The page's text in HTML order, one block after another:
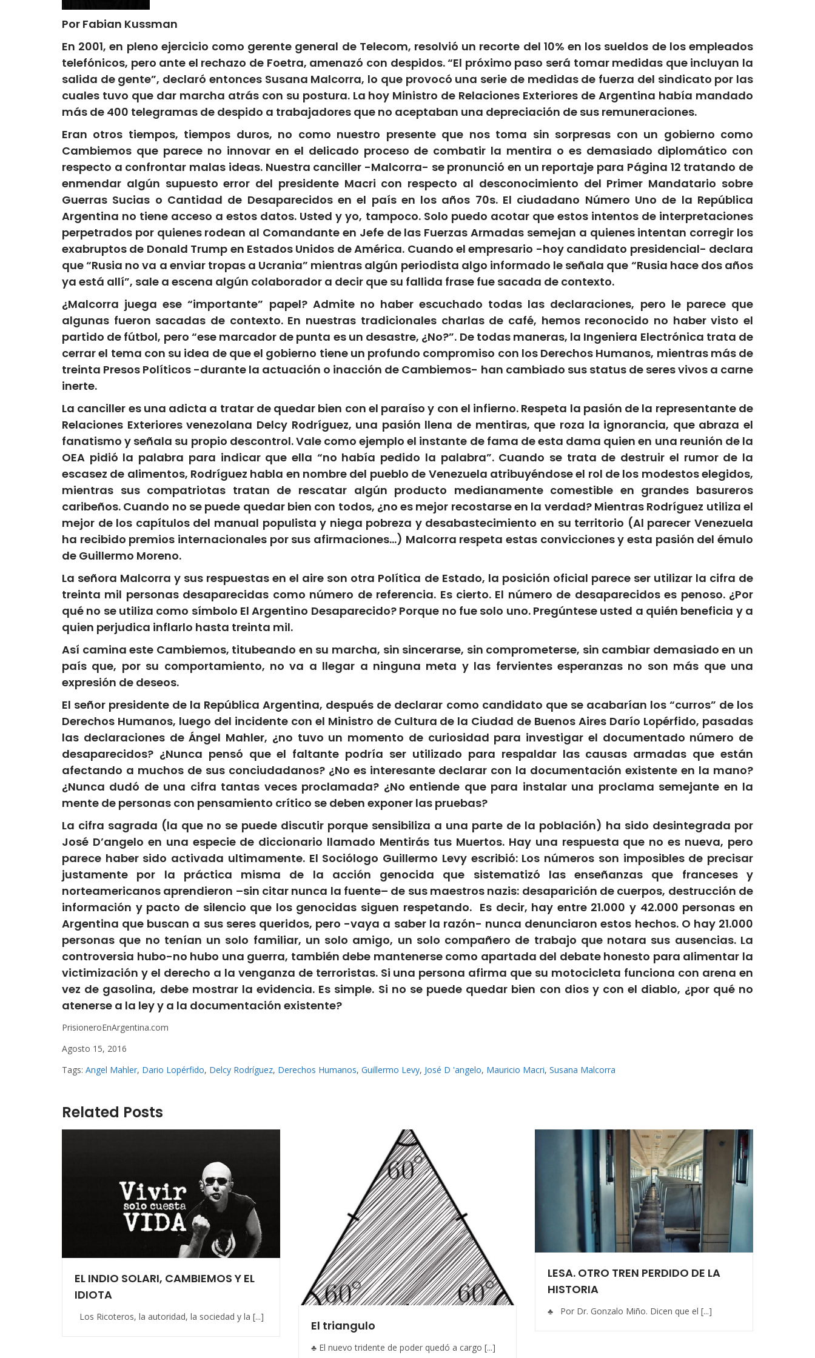
Por Fabian Kussman
En 2001, en pleno ejercicio como gerente general de Telecom, resolvió un recorte del 10% en los sueldos de los empleados
telefónicos, pero ante el rechazo de Foetra, amenazó con despidos. “El próximo paso será tomar medidas que incluyan la
salida de gente”, declaró entonces Susana Malcorra, lo que provocó una serie de medidas de fuerza del sindicato por las
cuales tuvo que dar marcha atrás con su postura. La hoy Ministro de Relaciones Exteriores de Argentina había mandado
más de 400 telegramas de despido a trabajadores que no aceptaban una depreciación de sus remuneraciones.
Eran otros tiempos, tiempos duros, no como nuestro presente que nos toma sin sorpresas con un gobierno como
Cambiemos que parece no innovar en el delicado proceso de combatir la mentira o es demasiado diplomático con
respecto a confrontar malas ideas. Nuestra canciller -Malcorra- se pronunció en un reportaje para Página 12 tratando de
enmendar algún supuesto error del presidente Macri con respecto al desconocimiento del Primer Mandatario sobre
Guerras Sucias o Cantidad de Desaparecidos en el país en los años 70s. El ciudadano Número Uno de la República
Argentina no tiene acceso a estos datos. Usted y yo, tampoco. Solo puedo acotar que estos intentos de interpretaciones
perpetrados por quienes rodean al Comandante en Jefe de las Fuerzas Armadas semejan a quienes intentan corregir los
exabruptos de Donald Trump en Estados Unidos de América. Cuando el empresario -hoy candidato presidencial- declara
que “Rusia no va a enviar tropas a Ucrania” mientras algún periodista algo informado le señala que “Rusia hace dos años
ya está allí”, sale a escena algún colaborador a decir que su fallida frase fue sacada de contexto.
¿Malcorra juega ese “importante” papel? Admite no haber escuchado todas las declaraciones, pero le parece que
algunas fueron sacadas de contexto. En nuestras tradicionales charlas de café, hemos reconocido no haber visto el
partido de fútbol, pero “ese marcador de punta es un desastre, ¿No?”. De todas maneras, la Ingeniera Electrónica trata de
cerrar el tema con su idea de que el gobierno tiene un profundo compromiso con los Derechos Humanos, mientras más de
treinta Presos Políticos -durante la actuación o inacción de Cambiemos- han cambiado sus status de seres vivos a carne
inerte.
La canciller es una adicta a tratar de quedar bien con el paraíso y con el infierno. Respeta la pasión de la representante de
Relaciones Exteriores venezolana Delcy Rodríguez, una pasión llena de mentiras, que roza la ignorancia, que abraza el
fanatismo y señala su propio descontrol. Vale como ejemplo el instante de fama de esta dama quien en una reunión de la
OEA pidió la palabra para indicar que ella “no había pedido la palabra”. Cuando se trata de destruir el rumor de la
escasez de alimentos, Rodríguez habla en nombre del pueblo de Venezuela atribuyéndose el rol de los modestos elegidos,
mientras sus compatriotas tratan de rescatar algún producto medianamente comestible en grandes basureros
caribeños. Cuando no se puede quedar bien con todos, ¿no es mejor recostarse en la verdad? Mientras Rodríguez utiliza el
mejor de los capítulos del manual populista y niega pobreza y desabastecimiento en su territorio (Al parecer Venezuela
ha recibido premios internacionales por sus afirmaciones…) Malcorra respeta estas convicciones y esta pasión del émulo
de Guillermo Moreno.
La señora Malcorra y sus respuestas en el aire son otra Política de Estado, la posición oficial parece ser utilizar la cifra de
treinta mil personas desaparecidas como número de referencia. Es cierto. El número de desaparecidos es penoso. ¿Por
qué no se utiliza como símbolo El Argentino Desaparecido? Porque no fue solo uno. Pregúntese usted a quién beneficia y a
quien perjudica inflarlo hasta treinta mil.
Así camina este Cambiemos, titubeando en su marcha, sin sincerarse, sin comprometerse, sin cambiar demasiado en un
país que, por su comportamiento, no va a llegar a ninguna meta y las fervientes esperanzas no son más que una
expresión de deseos.
El señor presidente de la República Argentina, después de declarar como candidato que se acabarían los “curros” de los
Derechos Humanos, luego del incidente con el Ministro de Cultura de la Ciudad de Buenos Aires Darío Lopérfido, pasadas
las declaraciones de Ángel Mahler, ¿no tuvo un momento de curiosidad para investigar el documentado número de
desaparecidos? ¿Nunca pensó que el faltante podría ser utilizado para respaldar las causas armadas que están
afectando a muchos de sus conciudadanos? ¿No es interesante declarar con la documentación existente en la mano?
¿Nunca dudó de una cifra tantas veces proclamada? ¿No entiende que para instalar una proclama semejante en la
mente de personas con pensamiento crítico se deben exponer las pruebas?
La cifra sagrada (la que no se puede discutir porque sensibiliza a una parte de la población) ha sido desintegrada por
José D’angelo en una especie de diccionario llamado Mentirás tus Muertos. Hay una respuesta que no es nueva, pero
parece haber sido activada ultimamente. El Sociólogo Guillermo Levy escribió: Los números son imposibles de precisar
justamente por la práctica misma de la acción genocida que sistematizó las enseñanzas que franceses y
norteamericanos aprendieron –sin citar nunca la fuente– de sus maestros nazis: desaparición de cuerpos, destrucción de
información y pacto de silencio que los genocidas siguen respetando. Es decir, hay entre 21.000 y 42.000 personas en
Argentina que buscan a sus seres queridos, pero -vaya a saber la razón- nunca denunciaron estos hechos. O hay 21.000
personas que no tenían un solo familiar, un solo amigo, un solo compañero de trabajo que notara sus ausencias. La
controversia hubo-no hubo una guerra, también debe mantenerse como apartada del debate honesto para alimentar la
victimización y el derecho a la venganza de terroristas. Si una persona afirma que su motocicleta funciona con arena en
vez de gasolina, debe mostrar la evidencia. Es simple. Si no se puede quedar bien con dios y con el diablo, ¿por qué no
atenerse a la ley y a la documentación existente?
PrisioneroEnArgentina.com
Agosto 15, 2016
Tags: Angel Mahler, Dario Lopérfido, Delcy Rodríguez, Derechos Humanos, Guillermo Levy, José D 'angelo, Mauricio Macri, Susana Malcorra
Related Posts
EL INDIO SOLARI, CAMBIEMOS Y EL
IDIOTA
Los Ricoteros, la autoridad, la sociedad y la [...]
El triangulo
♣ El nuevo tridente de poder quedó a cargo [...]
LESA. OTRO TREN PERDIDO DE LA
HISTORIA
♣ Por Dr. Gonzalo Miño. Dicen que el [...]